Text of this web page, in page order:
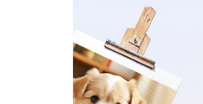
setzen elegante Akzente und
besondere Note mit diesen